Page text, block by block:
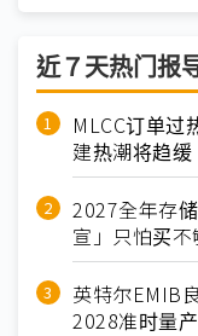
近７天热门报
MLCC订单
建热潮将趋缓
2027全年存
宣」只怕买不
英特尔EMIB
2028准时量产